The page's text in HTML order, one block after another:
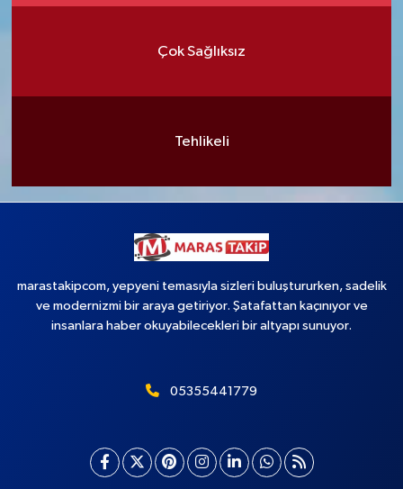
Çok Sağlıksız
Tehlikeli
marastakipcom, yepyeni temasıyla sizleri buluştururken, sadelik
ve modernizmi bir araya getiriyor. Şatafattan kaçınıyor ve
insanlara haber okuyabilecekleri bir altyapı sunuyor.
05355441779